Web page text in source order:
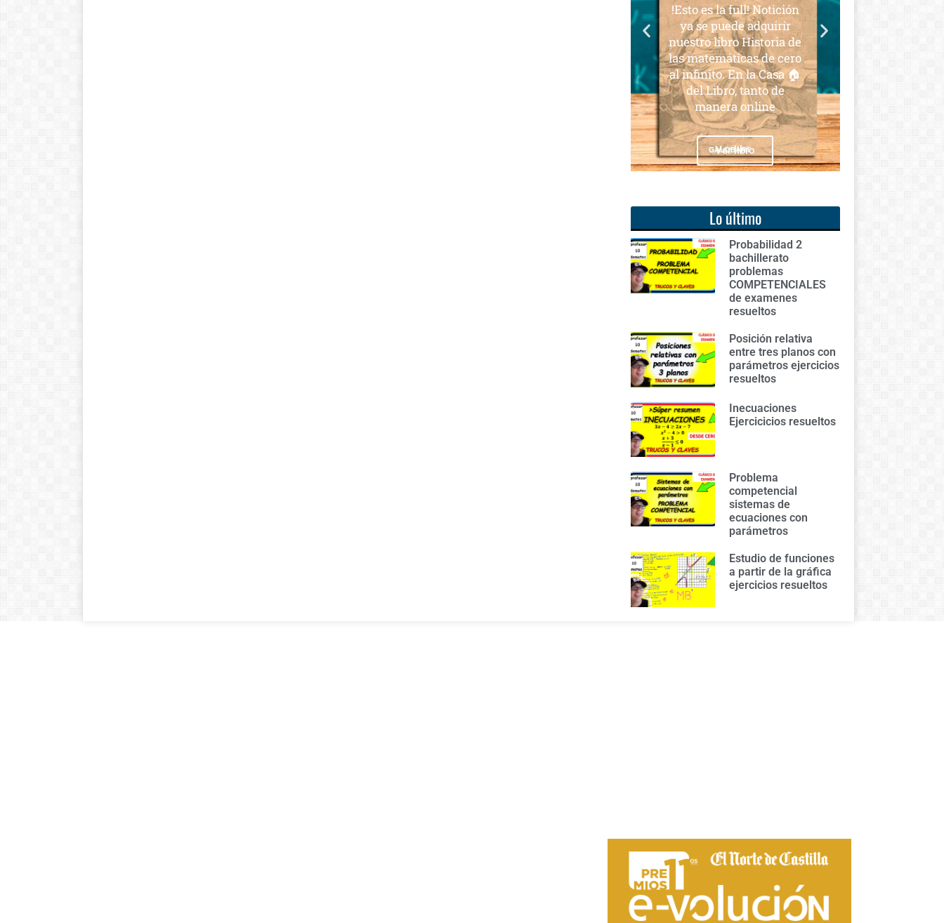
!Esto es la full! Notición
ya se puede adquirir
nuestro libro Historia de
las matemáticas de cero
al infinito. En la Casa 🏠
del Libro, tanto de
manera online
Ver libro
Notición!! Ya se puede
adquirir nuestro segundo
libro: Unas matemáticas
Lo último
Probabilidad 2
bachillerato
problemas
COMPETENCIALES
de examenes
resueltos
Posición relativa
entre tres planos con
parámetros ejercicios
resueltos
Inecuaciones
Ejercicicios resueltos
Problema
competencial
sistemas de
ecuaciones con
parámetros
Estudio de funciones
a partir de la gráfica
ejercicios resueltos